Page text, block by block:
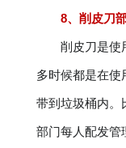
8、削皮刀
削皮刀是使
多时候都是在使
带到垃圾桶内。
部门每人配发管